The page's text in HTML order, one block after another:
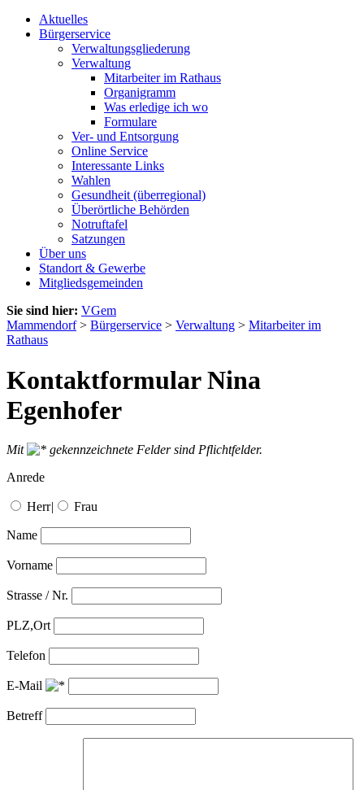
Aktuelles
Bürgerservice
Verwaltungsgliederung
Verwaltung
Mitarbeiter im Rathaus
Organigramm
Was erledige ich wo
Formulare
Ver- und Entsorgung
Online Service
Interessante Links
Wahlen
Gesundheit (überregional)
Überörtliche Behörden
Notruftafel
Satzungen
Über uns
Standort & Gewerbe
Mitgliedsgemeinden
Sie sind hier: VGem
Mammendorf> Bürgerservice > Verwaltung > Mitarbeiter im
Rathaus
Kontaktformular Nina
Egenhofer
Mit
gekennzeichnete Felder sind Pflichtfelder.
Anrede
Herr| Frau
Name
Vorname
Strasse / Nr.
PLZ,Ort
Telefon
E-Mail
Betreff